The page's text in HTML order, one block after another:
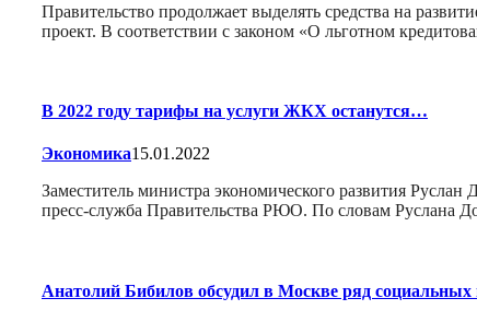
Правительство продолжает выделять средства на
проект. В соответствии с законом «О льготном
В 2022 году тарифы на услуги ЖКХ останутся…
Экономика15.01.2022
Заместитель министра экономического развития
пресс-служба Правительства РЮО. По словам Руслана
Анатолий Бибилов обсудил в Москве ряд социальных